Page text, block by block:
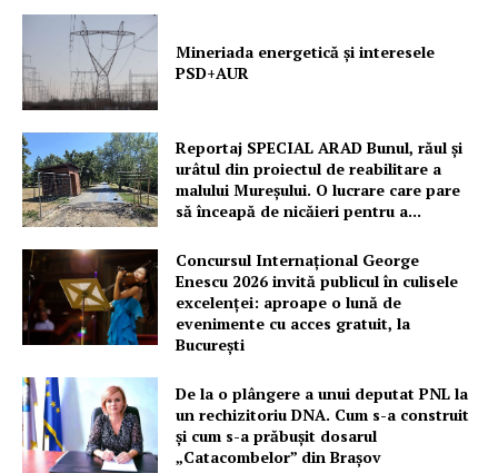
Mineriada energetică și interesele
PSD+AUR
Reportaj SPECIAL ARAD Bunul, răul și
urâtul din proiectul de reabilitare a
malului Mureșului. O lucrare care pare
să înceapă de nicăieri pentru a...
Concursul Internațional George
Enescu 2026 invită publicul în culisele
excelenței: aproape o lună de
evenimente cu acces gratuit, la
București
De la o plângere a unui deputat PNL la
un rechizitoriu DNA. Cum s-a construit
și cum s-a prăbușit dosarul
„Catacombelor” din Brașov